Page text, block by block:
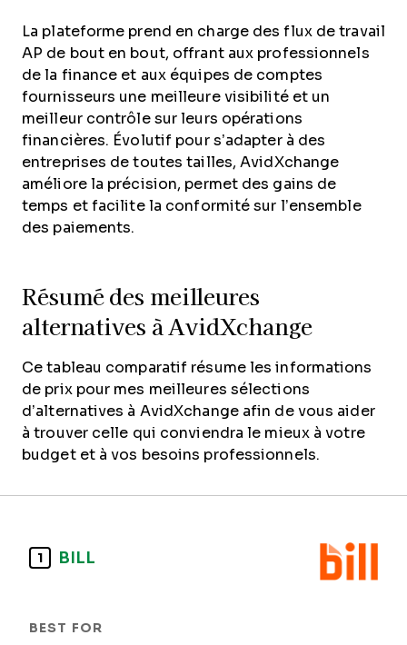
La plateforme prend en charge des flux de travail
AP de bout en bout, offrant aux professionnels
de la finance et aux équipes de comptes
fournisseurs une meilleure visibilité et un
meilleur contrôle sur leurs opérations
financières. Évolutif pour s’adapter à des
entreprises de toutes tailles, AvidXchange
améliore la précision, permet des gains de
temps et facilite la conformité sur l’ensemble
des paiements.
Résumé des meilleures
alternatives à AvidXchange
Ce tableau comparatif résume les informations
de prix pour mes meilleures sélections
d’alternatives à AvidXchange afin de vous aider
à trouver celle qui conviendra le mieux à votre
budget et à vos besoins professionnels.
1 BILL